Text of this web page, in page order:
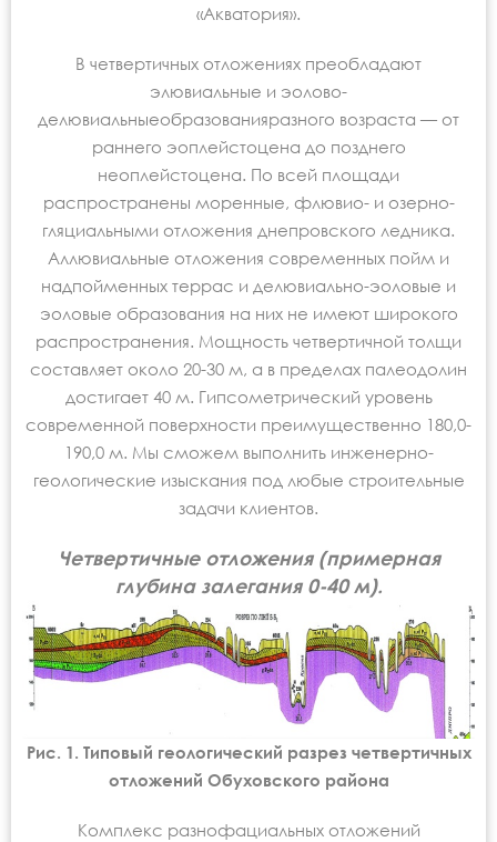
«Акватория».
В четвертичных отложениях преобладают
элювиальные и эолово-
делювиальныеобразованияразного возраста — от
раннего эоплейстоцена до позднего
неоплейстоцена. По всей площади
распространены моренные, флювио- и озерно-
гляциальными отложения днепровского ледника.
Аллювиальные отложения современных пойм и
надпойменных террас и делювиально-эоловые и
эоловые образования на них не имеют широкого
распространения. Мощность четвертичной толщи
составляет около 20-30 м, а в пределах палеодолин
достигает 40 м. Гипсометрический уровень
современной поверхности преимущественно 180,0-
190,0 м. Мы сможем выполнить инженерно-
геологические изыскания под любые строительные
задачи клиентов.
Четвертичные отложения (примерная
глубина залегания 0-40 м).
Рис. 1. Типовый геологический разрез четвертичных
отложений Обуховского района
Комплекс разнофациальных отложений